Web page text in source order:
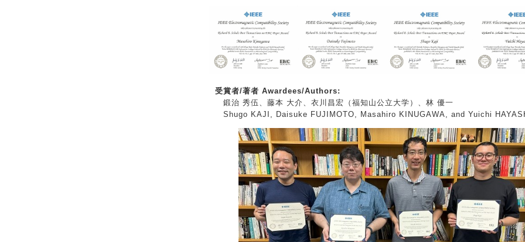
受賞者/著者 Awardees/Authors:
鍛治 秀伍、藤本 大介、衣川昌宏（福知山公立大学）、林 優一
Shugo KAJI, Daisuke FUJIMOTO, Masahiro KINUGAWA, and Yuichi